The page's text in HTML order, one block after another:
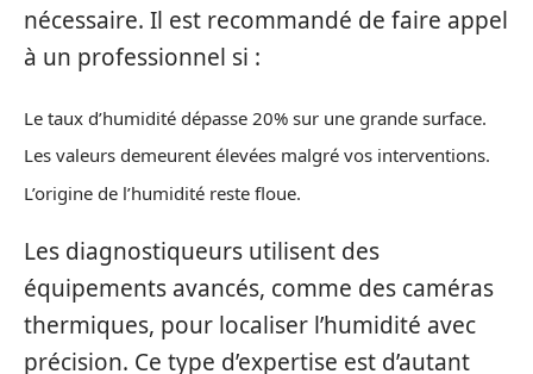
nécessaire. Il est recommandé de faire appel
à un professionnel si :
Le taux d’humidité dépasse 20% sur une grande surface.
Les valeurs demeurent élevées malgré vos interventions.
L’origine de l’humidité reste floue.
Les diagnostiqueurs utilisent des
équipements avancés, comme des caméras
thermiques, pour localiser l’humidité avec
précision. Ce type d’expertise est d’autant